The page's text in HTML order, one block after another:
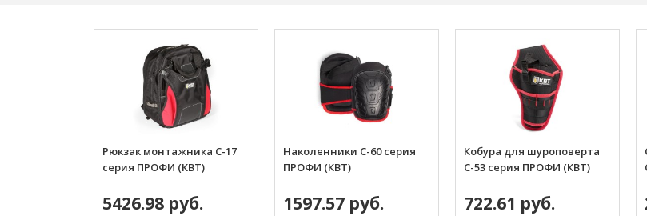
Рюкзак монтажника С-17
серия ПРОФИ (КВТ)
5426.98 руб.
Наколенники С-60 серия
ПРОФИ (КВТ)
1597.57 руб.
Кобура для шуроповерта
С-53 серия ПРОФИ (КВТ)
722.61 руб.